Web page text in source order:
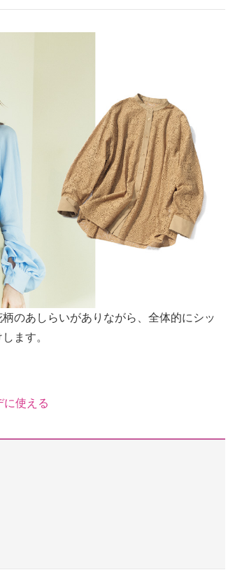
のあしらいがありながら、全体的にシッ
ます。
に使える